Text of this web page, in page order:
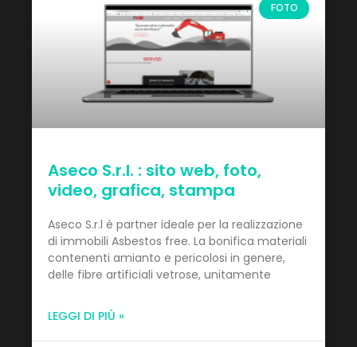
FOTO
Aseco S.r.l. : sito web, foto,
video, grafica, stampa
Aseco S.r.l è partner ideale per la realizzazione
di immobili Asbestos free. La bonifica materiali
contenenti amianto e pericolosi in genere,
delle fibre artificiali vetrose, unitamente
LEGGI DI PIÙ »